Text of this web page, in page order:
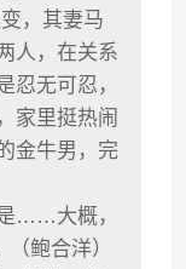
，其妻马
人，在关系
忍无可忍，
家里挺热闹
金牛男，完
……大概，
鲍合洋）